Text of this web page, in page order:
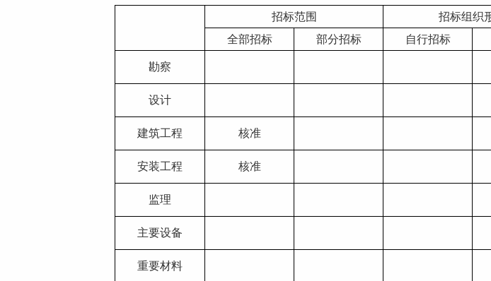
招标范围
招标组织
全部招标
部分招标 自行招标
勘察
设计
建筑工程 核准
安装工程 核准
监理
主要设备
重要材料